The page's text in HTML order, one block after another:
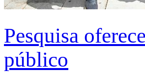
Pesquisa
público